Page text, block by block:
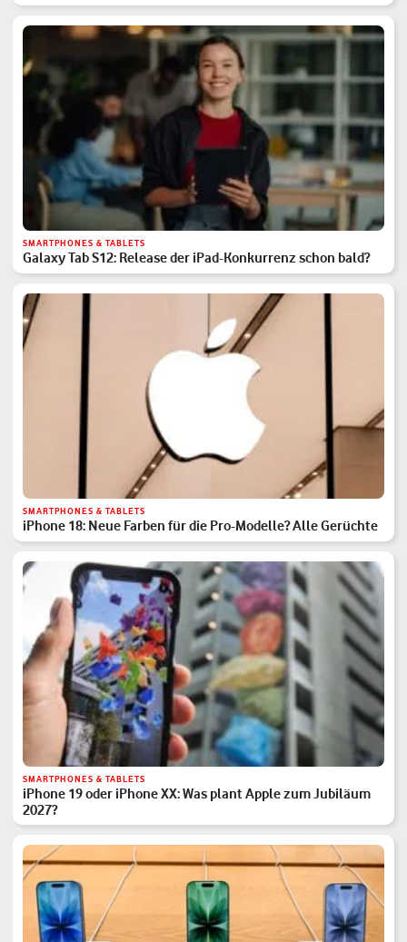
SMARTPHONES & TABLETS
Galaxy Tab S12: Release der iPad-Konkurrenz schon bald?
SMARTPHONES & TABLETS
iPhone 18: Neue Farben für die Pro-Modelle? Alle Gerüchte
SMARTPHONES & TABLETS
iPhone 19 oder iPhone XX: Was plant Apple zum Jubiläum
2027?